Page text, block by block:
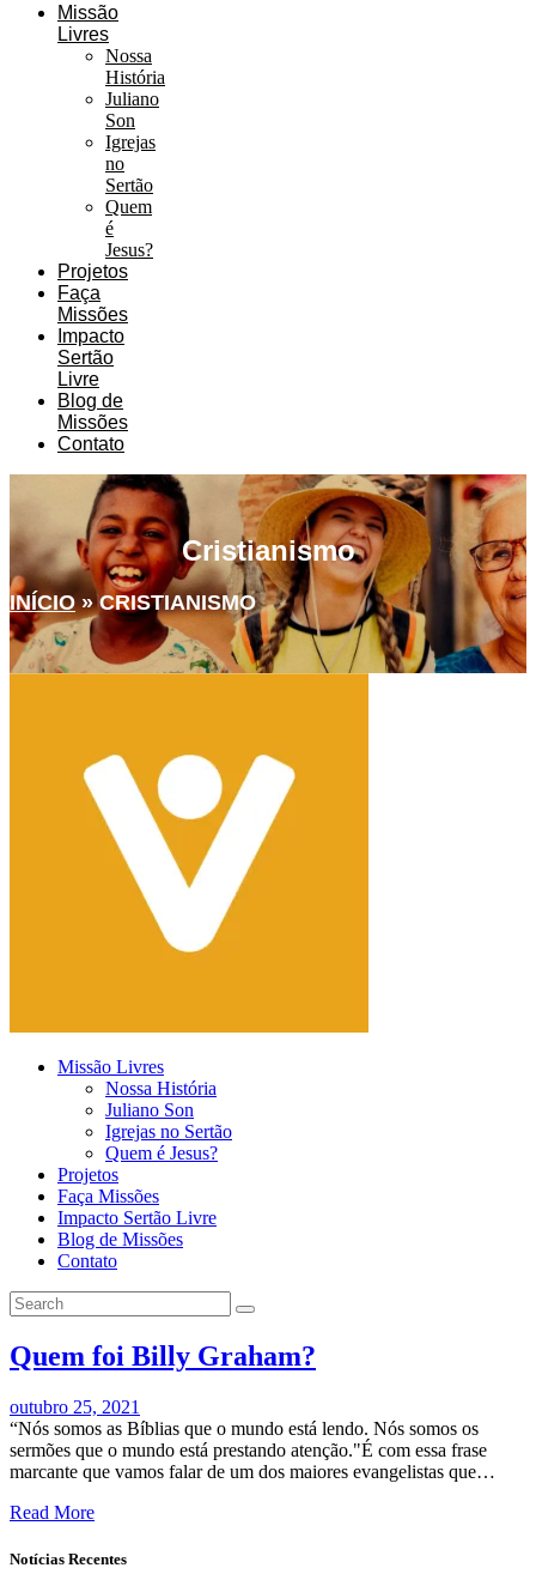
Missão
Livres
Nossa
História
Juliano
Son
Igrejas
no
Sertão
Quem
é
Jesus?
Projetos
Faça
Missões
Impacto
Sertão
Livre
Blog de
Missões
Contato
Cristianismo
INÍCIO»CRISTIANISMO
Missão Livres
Nossa História
Juliano Son
Igrejas no Sertão
Quem é Jesus?
Projetos
Faça Missões
Impacto Sertão Livre
Blog de Missões
Contato
Quem foi Billy Graham?
outubro 25, 2021
“Nós somos as Bíblias que o mundo está lendo. Nós somos os
sermões que o mundo está prestando atenção."É com essa frase
marcante que vamos falar de um dos maiores evangelistas que…
Read More
Notícias Recentes